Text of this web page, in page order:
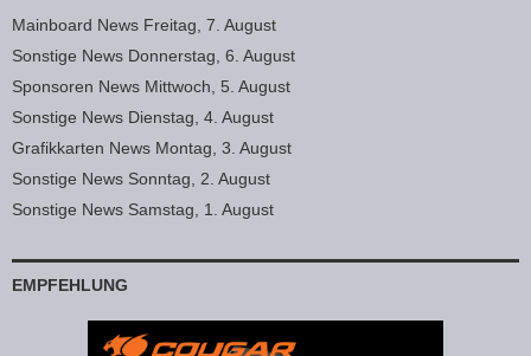
Mainboard News Freitag, 7. August
Sonstige News Donnerstag, 6. August
Sponsoren News Mittwoch, 5. August
Sonstige News Dienstag, 4. August
Grafikkarten News Montag, 3. August
Sonstige News Sonntag, 2. August
Sonstige News Samstag, 1. August
EMPFEHLUNG